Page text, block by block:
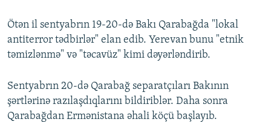
Ötən il sentyabrın 19-20-də Bakı Qarabağda "lokal
antiterror tədbirlər" elan edib. Yerevan bunu "etnik
təmizlənmə" və "təcavüz" kimi dəyərləndirib.
Sentyabrın 20-də Qarabağ separatçıları Bakının
şərtlərinə razılaşdıqlarını bildiriblər. Daha sonra
Qarabağdan Ermənistana əhali köçü başlayıb.